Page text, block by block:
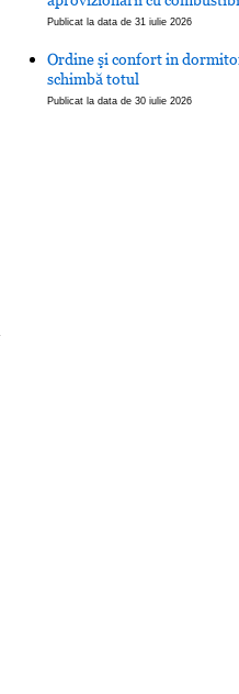
Publicat la data de 31 iulie 2026
Ordine şi confort in
schimbă totul
Publicat la data de 30 iulie 2026